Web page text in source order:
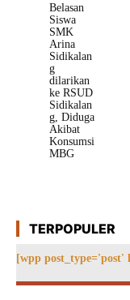
Belasan
Siswa
SMK
Arina
Sidikalan
g
dilarikan
ke RSUD
Sidikalan
g, Diduga
Akibat
Konsumsi
MBG
TERPOPULER
[wpp